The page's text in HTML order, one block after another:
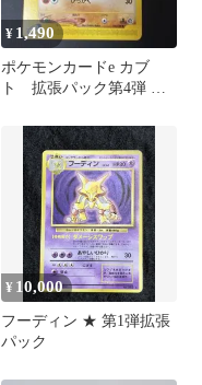
¥ 1,490
ポケモンカードe カブ
ト 拡張パック第4弾 裂
¥ 10,000
フーディン ★ 第1弾拡張
パック